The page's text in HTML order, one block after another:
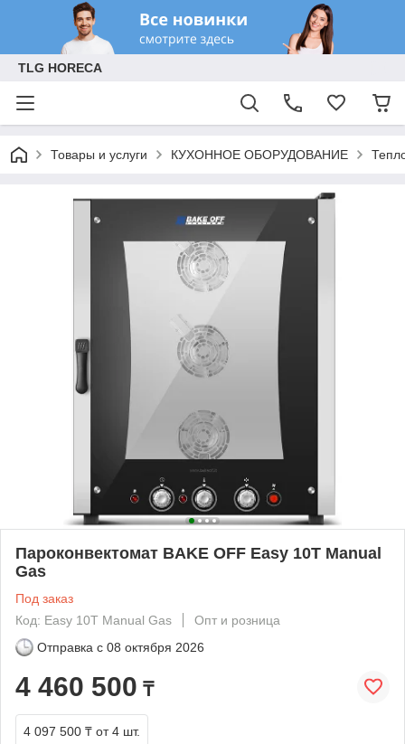
TLG HORECA
Товары и услуги КУХОННОЕ ОБОРУДОВАНИЕ
Пароконвектомат BAKE OFF Easy 10T Manual
Gas
Под заказ
Код: Easy 10T Manual Gas
Опт и розница
Отправка с 08 октября 2026
4 460 500 ₸
4 097 500 ₸ от 4 шт.